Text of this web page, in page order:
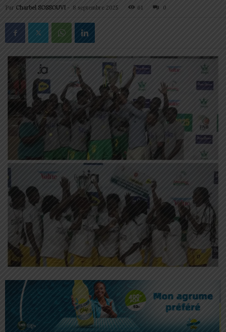
Par Charbel SOSSOUVI - 8 septembre 2025 61 0